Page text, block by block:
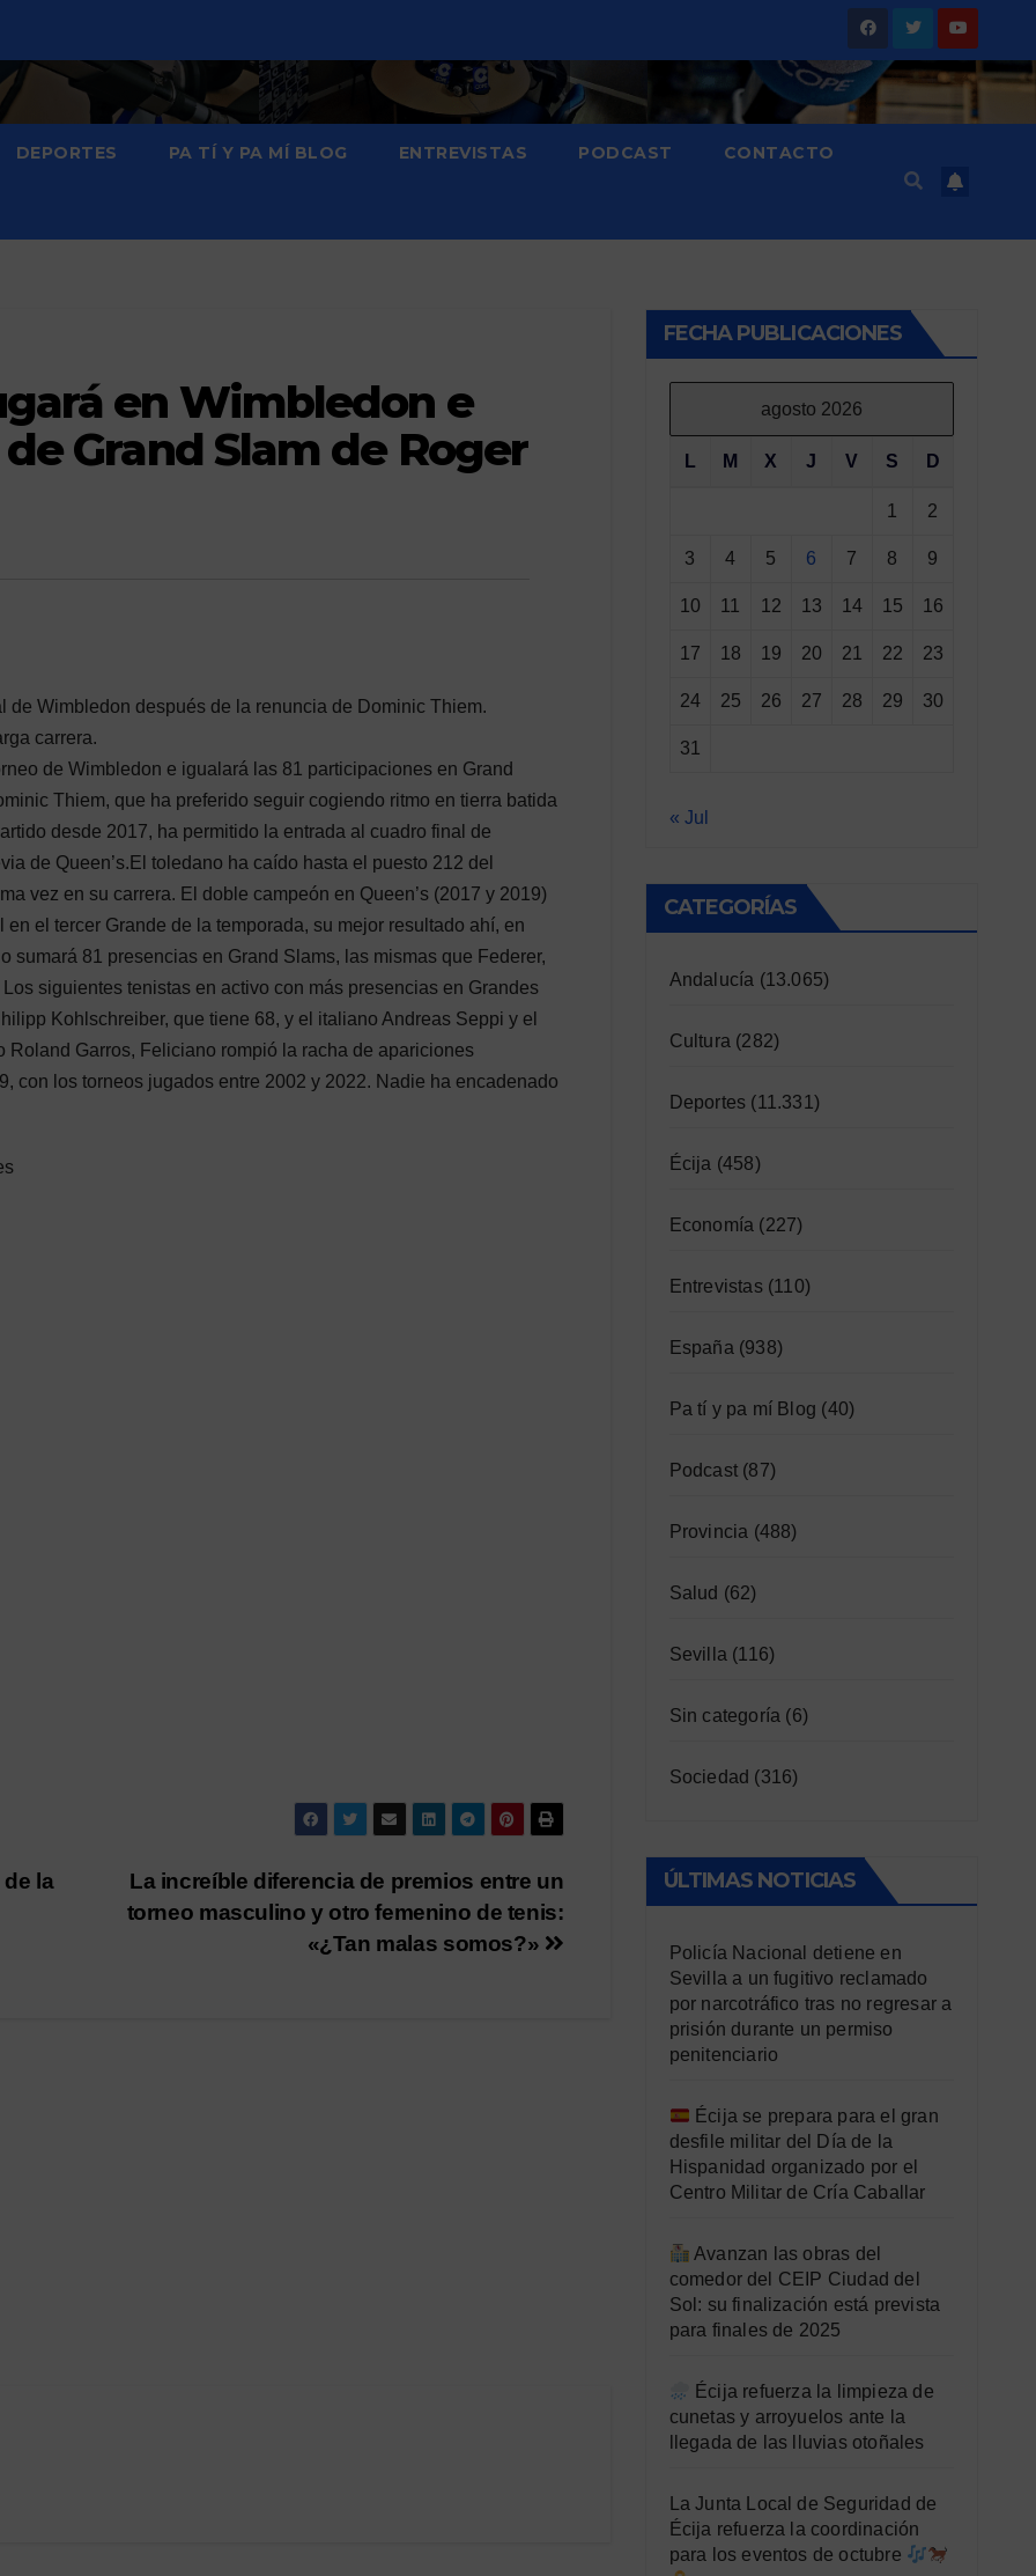
DEPORTES PA TÍ Y PA MÍ BLOG ENTREVISTAS PODCAST CONTACTO
en Wimbledon e
Grand Slam de Roger
Wimbledon después de la renuncia de Dominic Thiem.
carrera.
de Wimbledon e igualará las 81 participaciones en Grand
Thiem, que ha preferido seguir cogiendo ritmo en tierra batida
desde 2017, ha permitido la entrada al cuadro final de
de Queen’s.El toledano ha caído hasta el puesto 212 del
vez en su carrera. El doble campeón en Queen’s (2017 y 2019)
el tercer Grande de la temporada, su mejor resultado ahí, en
sumará 81 presencias en Grand Slams, las mismas que Federer,
siguientes tenistas en activo con más presencias en Grandes
Kohlschreiber, que tiene 68, y el italiano Andreas Seppi y el
Garros, Feliciano rompió la racha de apariciones
con los torneos jugados entre 2002 y 2022. Nadie ha encadenado
La increíble diferencia de premios entre un
torneo masculino y otro femenino de tenis:
«¿Tan malas somos?»
la
FECHA PUBLICACIONES
agosto 2026
L M X J V S D
1 2
3 4 5 6 7 8 9
10 11 12 13 14 15 16
17 18 19 20 21 22 23
24 25 26 27 28 29 30
31
« Jul
CATEGORÍAS
Andalucía (13.065)
Cultura (282)
Deportes (11.331)
Écija (458)
Economía (227)
Entrevistas(110)
España (938)
Pa tí y pa mí Blog (40)
Podcast(87)
Provincia (488)
Salud (62)
Sevilla (116)
Sin categoría (6)
Sociedad (316)
ÚLTIMAS NOTICIAS
Policía Nacional detiene en
Sevilla a un fugitivo reclamado
por narcotráfico tras no regresar a
prisión durante un permiso
penitenciario
Écija se prepara para el gran
desfile militar del Día de la
Hispanidad organizado por el
Centro Militar de Cría Caballar
Avanzan las obras del
comedor del CEIP Ciudad del
Sol: su finalización está prevista
para finales de 2025
Écija refuerza la limpieza de
cunetas y arroyuelos ante la
llegada de las lluvias otoñales
La Junta Local de Seguridad de
Écija refuerza la coordinación
para los eventos de octubre